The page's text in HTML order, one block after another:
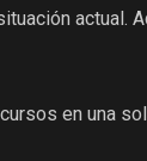
actual.
en una